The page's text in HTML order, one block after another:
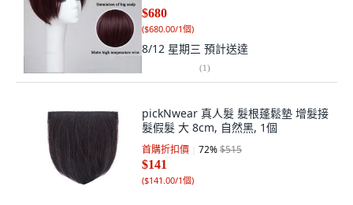
$680
($680.00/1個)
8/12 星期三 預計送達
(1)
pickNwear 真人髮 髮根蓬鬆墊 增髮接
髮假髮 大 8cm, 自然黑, 1個
首購折扣價 72%$515
$141
($141.00/1個)